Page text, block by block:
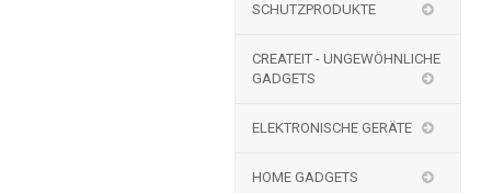
SCHUTZPRODUKTE
CREATEIT - UNGEWÖHNLICHE
GADGETS
ELEKTRONISCHE GERÄTE
HOME GADGETS